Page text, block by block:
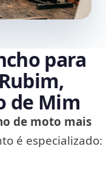
para
de Mim
de moto mais
é especializado: